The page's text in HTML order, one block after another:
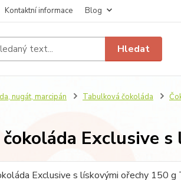
Kontaktní informace Blog
Hledat
nugát, marcipán Tabulková čokoláda
Exclusive